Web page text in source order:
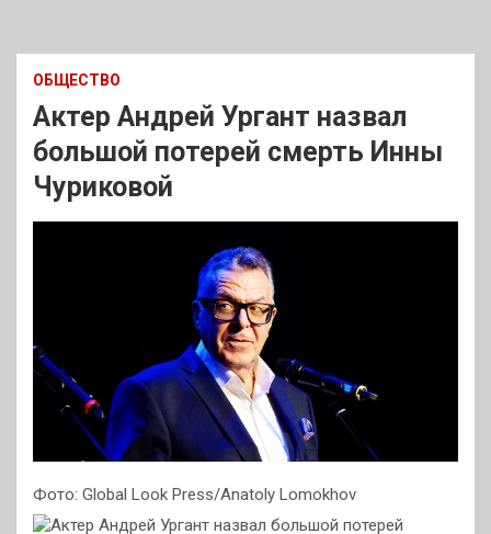
ОБЩЕСТВО
Актер Андрей Ургант назвал
большой потерей смерть Инны
Чуриковой
Фото: Global Look Press/Anatoly Lomokhov